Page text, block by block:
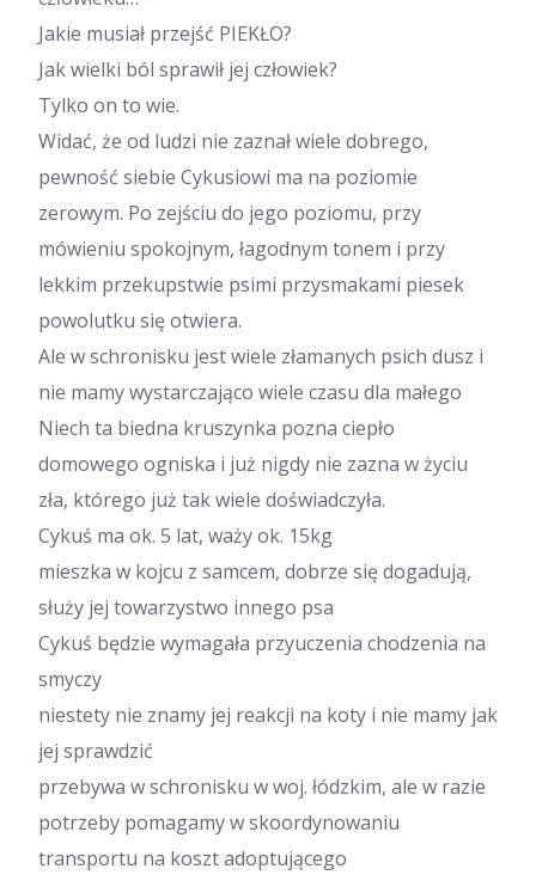
Jakie musiał przejść PIEKŁO?
Jak wielki ból sprawił jej człowiek?
Tylko on to wie.
Widać, że od ludzi nie zaznał wiele dobrego,
pewność siebie Cykusiowi ma na poziomie
zerowym. Po zejściu do jego poziomu, przy
mówieniu spokojnym, łagodnym tonem i przy
lekkim przekupstwie psimi przysmakami piesek
powolutku się otwiera.
Ale w schronisku jest wiele złamanych psich dusz i
nie mamy wystarczająco wiele czasu dla małego
Niech ta biedna kruszynka pozna ciepło
domowego ogniska i już nigdy nie zazna w życiu
zła, którego już tak wiele doświadczyła.
Cykuś ma ok. 5 lat, waży ok. 15kg
mieszka w kojcu z samcem, dobrze się dogadują,
służy jej towarzystwo innego psa
Cykuś będzie wymagała przyuczenia chodzenia na
smyczy
niestety nie znamy jej reakcji na koty i nie mamy jak
jej sprawdzić
przebywa w schronisku w woj. łódzkim, ale w razie
potrzeby pomagamy w skoordynowaniu
transportu na koszt adoptującego